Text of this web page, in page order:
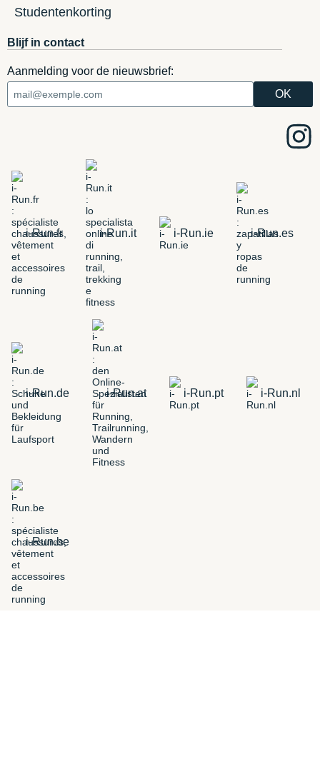
Studentenkorting
Blijf in contact
Aanmelding voor de nieuwsbrief:
i-Run.fr i-Run.it i-Run.ie i-Run.es
i-Run.de i-Run.at i-Run.pt i-Run.nl
i-Run.be